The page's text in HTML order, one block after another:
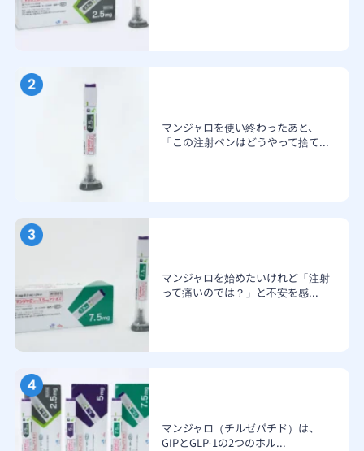
マンジャロを使い終わったあと、
「この注射ペンはどうやって捨て...
マンジャロを始めたいけれど「注射
って痛いのでは？」と不安を感...
マンジャロ（チルゼパチド）は、
GIPとGLP-1の2つのホル...